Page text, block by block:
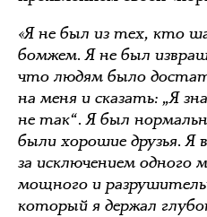
«Я не был из тех, кто
бомжем. Я не был
что людям было
на меня и сказать: „Я
не так“. Я был
были хорошие друзья. Я
за исключением одного
мощного и
который я держал